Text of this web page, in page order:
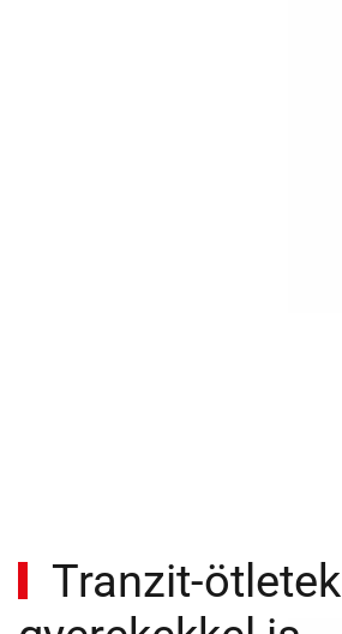
Tranzit-ötletek